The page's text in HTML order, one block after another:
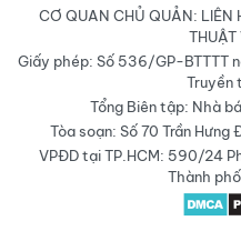
CƠ QUAN CHỦ QUẢN: LIÊN
THUẬT
Giấy phép: Số 536/GP-BTTTT
Truyền
Tổng Biên tập: Nhà
Tòa soạn: Số 70 Trần Hưng
VPĐD tại TP.HCM: 590/24
Thành